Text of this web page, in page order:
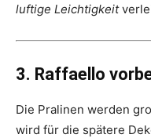
luftige Leichtigkeit
3. Raffaello
Die Pralinen werden
wird für die spätere